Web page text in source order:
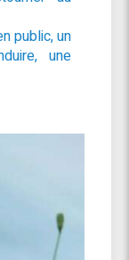
public, un
une